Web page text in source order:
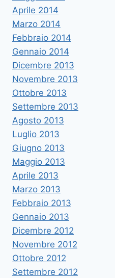
Aprile 2014
Marzo 2014
Febbraio 2014
Gennaio 2014
Dicembre 2013
Novembre 2013
Ottobre 2013
Settembre 2013
Agosto 2013
Luglio 2013
Giugno 2013
Maggio 2013
Aprile 2013
Marzo 2013
Febbraio 2013
Gennaio 2013
Dicembre 2012
Novembre 2012
Ottobre 2012
Settembre 2012